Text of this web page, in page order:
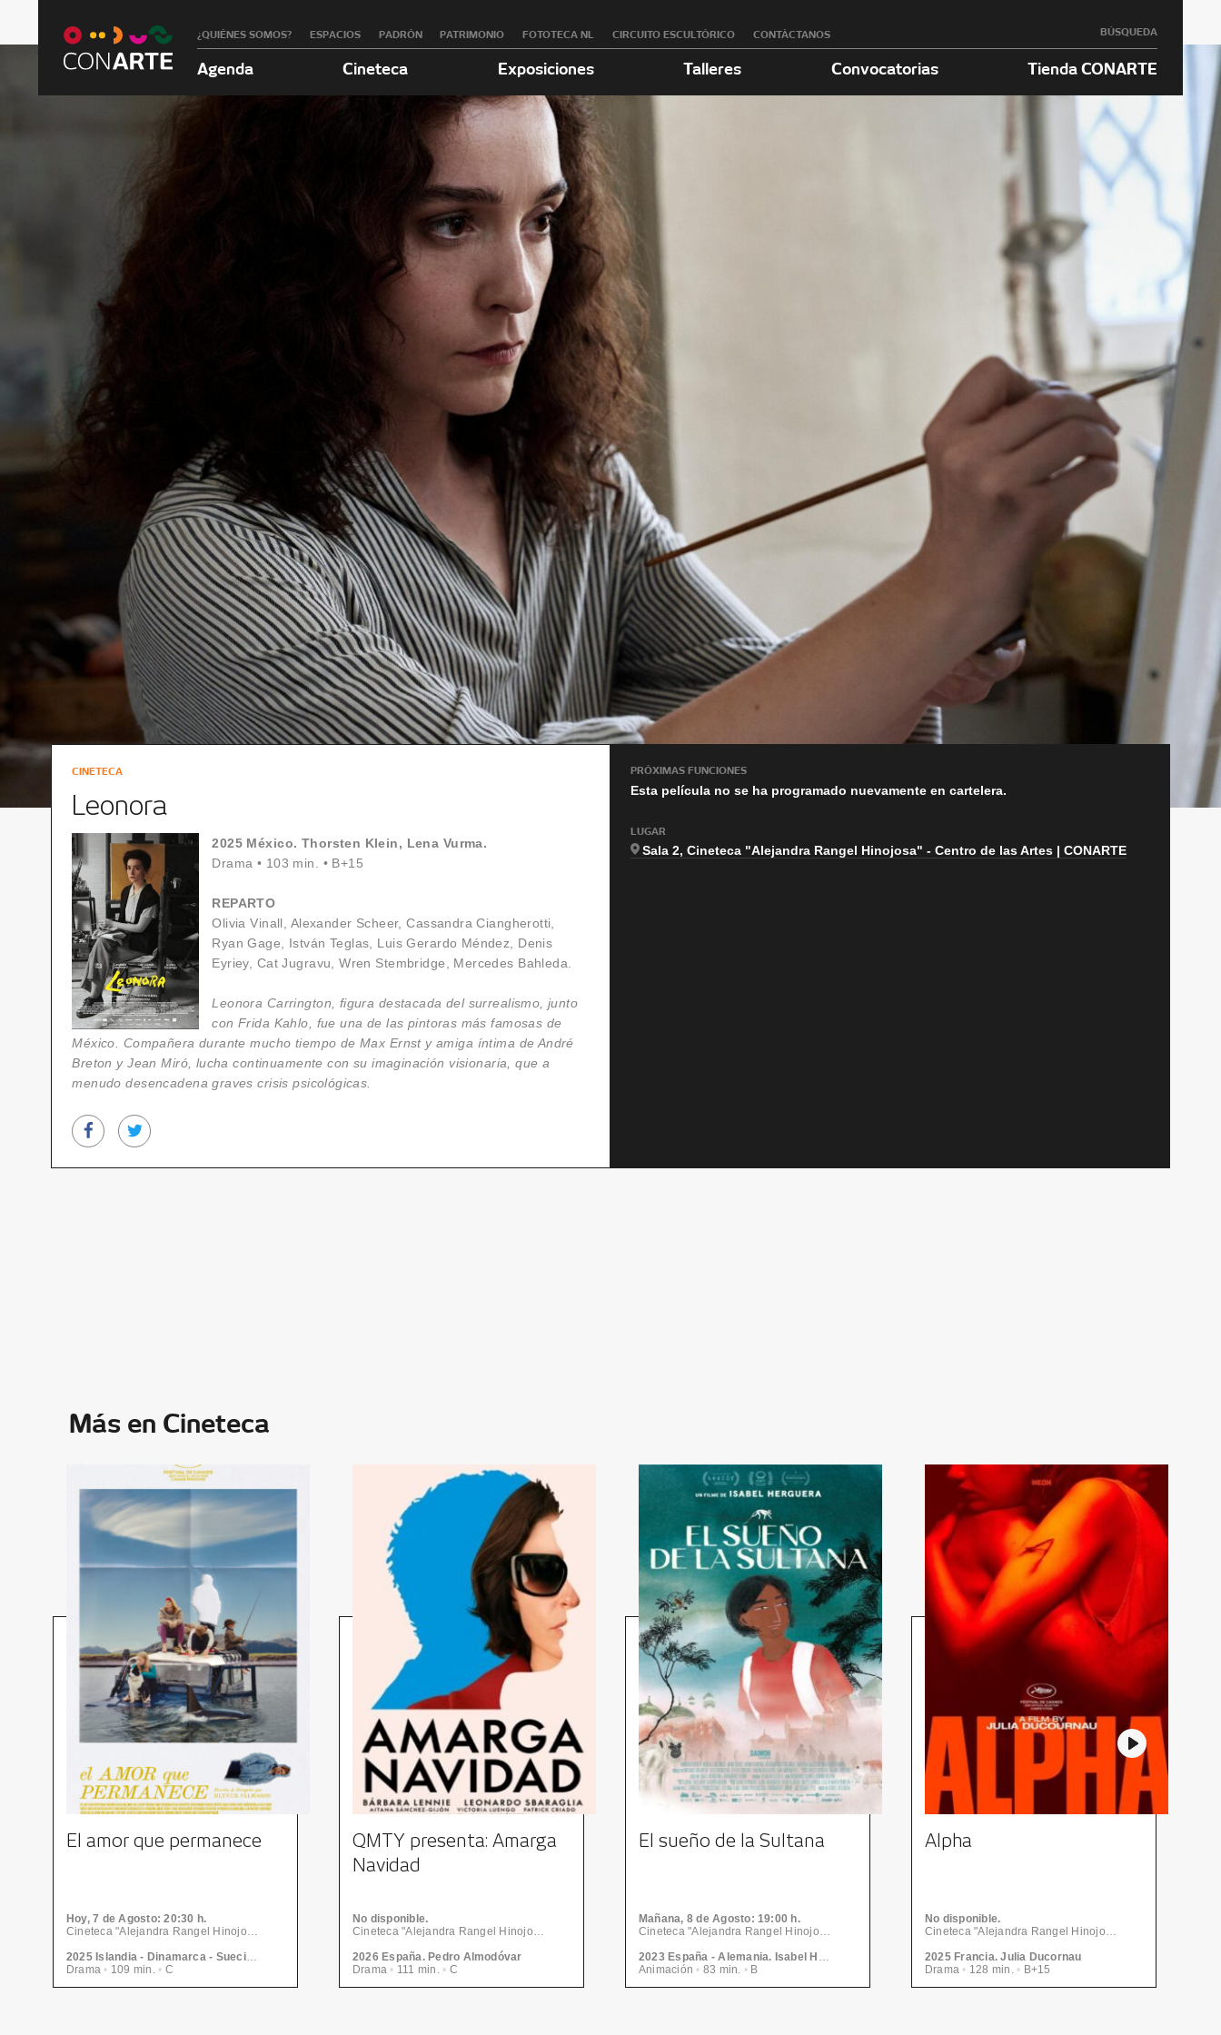
¿QUIÉNES SOMOS? ESPACIOS PADRÓN PATRIMONIO FOTOTECA NL CIRCUITO ESCULTÓRICO CONTÁCTANOS BÚSQUEDA
Agenda Cineteca Exposiciones Talleres Convocatorias Tienda CONARTE
CINETECA
Leonora
2025 México. Thorsten Klein, Lena Vurma.
Drama • 103 min. •B+15
REPARTO
Olivia Vinall, Alexander Scheer, Cassandra Ciangherotti,
Ryan Gage, István Teglas, Luis Gerardo Méndez, Denis
Eyriey, Cat Jugravu, Wren Stembridge, Mercedes Bahleda.
Leonora Carrington, figura destacada del surrealismo, junto
con Frida Kahlo, fue una de las pintoras más famosas de
México. Compañera durante mucho tiempo de Max Ernst y amiga íntima de André
Breton y Jean Miró, lucha continuamente con su imaginación visionaria, que a
menudo desencadena graves crisis psicológicas.
PRÓXIMAS FUNCIONES
Esta película no se ha programado nuevamente en cartelera.
LUGAR
Sala 2, Cineteca "Alejandra Rangel Hinojosa" - Centro de las Artes | CONARTE
Más en Cineteca
El amor que permanece
Hoy, 7 de Agosto: 20:30 h.
Cineteca "Alejandra Rangel Hinojosa" - Centro de las Artes | CONARTE
2025 Islandia - Dinamarca - Suecia - Francia. Hlynur Pálmason
Drama • 109 min. • C
QMTY presenta: Amarga
Navidad
No disponible.
Cineteca "Alejandra Rangel Hinojosa" - Centro de las Artes | CONARTE
2026 España. Pedro Almodóvar
Drama • 111 min. • C
El sueño de la Sultana
Mañana, 8de Agosto: 19:00 h.
Cineteca "Alejandra Rangel Hinojosa" - Centro de las Artes | CONARTE
2023 España - Alemania. Isabel Herguera
Animación • 83 min. • B
Alpha
No disponible.
Cineteca "Alejandra Rangel Hinojosa" - Centro de las Artes | CONARTE
2025 Francia. Julia Ducornau
Drama • 128 min. • B+15